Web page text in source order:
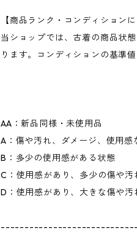
【商品ランク・コンディションに
当ショップでは、古着の商品状
ります。コンディションの基準
AA：新品同様・未使用品
A：傷や汚れ、ダメージ、使用感
B：多少の使用感がある状態
C：使用感があり、多少の傷や
D：使用感があり、大きな傷や